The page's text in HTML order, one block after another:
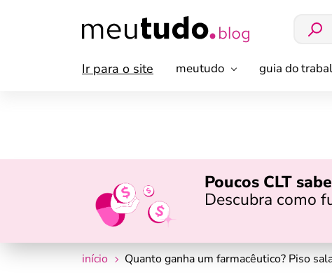
Ir para o site meutudo guia do
Poucos CLT
Descubra como
início Quanto ganha um farmacêutico? Piso